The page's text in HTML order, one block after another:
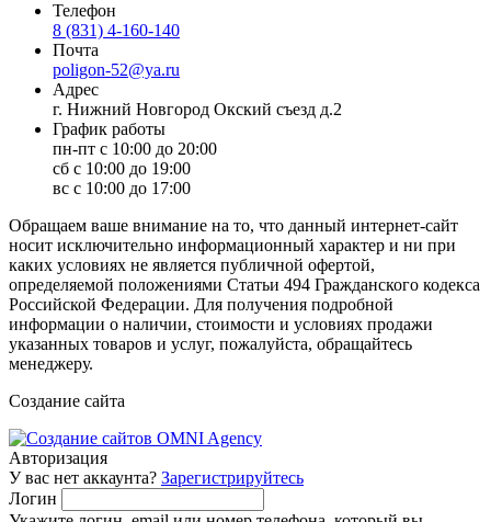
Телефон
8 (831) 4-160-140
Почта
poligon-52@ya.ru
Адрес
г. Нижний Новгород Окский съезд д.2
График работы
пн-пт с 10:00 до 20:00
сб с 10:00 до 19:00
вс с 10:00 до 17:00
Обращаем ваше внимание на то, что данный интернет-сайт
носит исключительно информационный характер и ни при
каких условиях не является публичной офертой,
определяемой положениями Статьи 494 Гражданского кодекса
Российской Федерации. Для получения подробной
информации о наличии, стоимости и условиях продажи
указанных товаров и услуг, пожалуйста, обращайтесь
менеджеру.
Создание сайта
Авторизация
У вас нет аккаунта? Зарегистрируйтесь
Логин